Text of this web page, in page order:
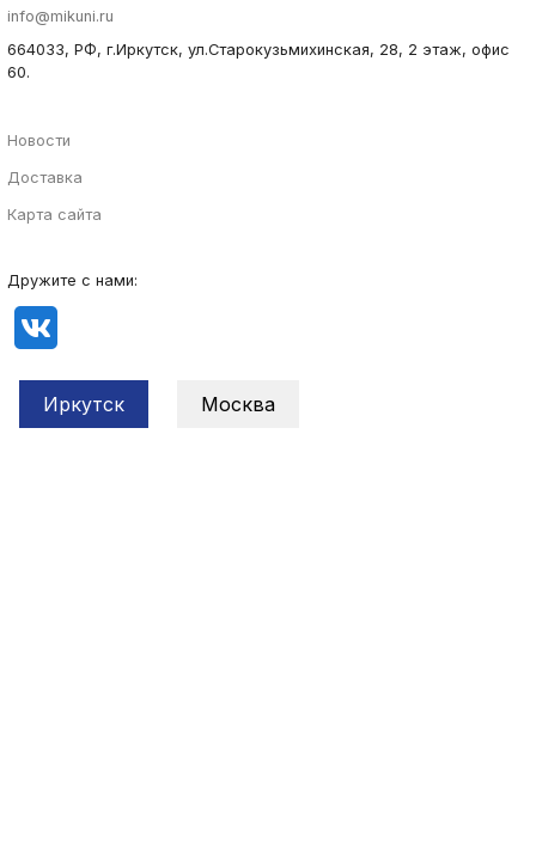
info@mikuni.ru
664033, РФ, г.Иркутск, ул.Старокузьмихинская, 28, 2 этаж, офис
60.
Новости
Доставка
Карта сайта
Дружите с нами:
Иркутск Москва